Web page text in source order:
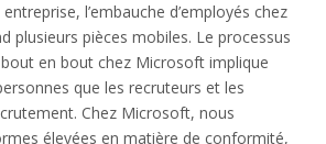
l’embauche d’employés chez
plusieurs pièces mobiles. Le processus
en bout chez Microsoft implique
que les recruteurs et les
Chez Microsoft, nous
élevées en matière de conformité,